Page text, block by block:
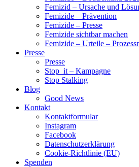
Femizid – Ursache und
Femizide – Prävention
Femizide – Presse
Femizide sichtbar machen
Femizide – Urteile –
Presse
Presse
Stop_it – Kampagne
Stop Stalking
Blog
Good News
Kontakt
Kontaktformular
Instagram
Facebook
Datenschutzerklärung
Cookie-Richtlinie (EU)
Spenden